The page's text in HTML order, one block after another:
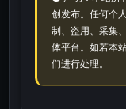
创发布。任何个
制、盗用、采集
体平台。如若本
们进行处理。